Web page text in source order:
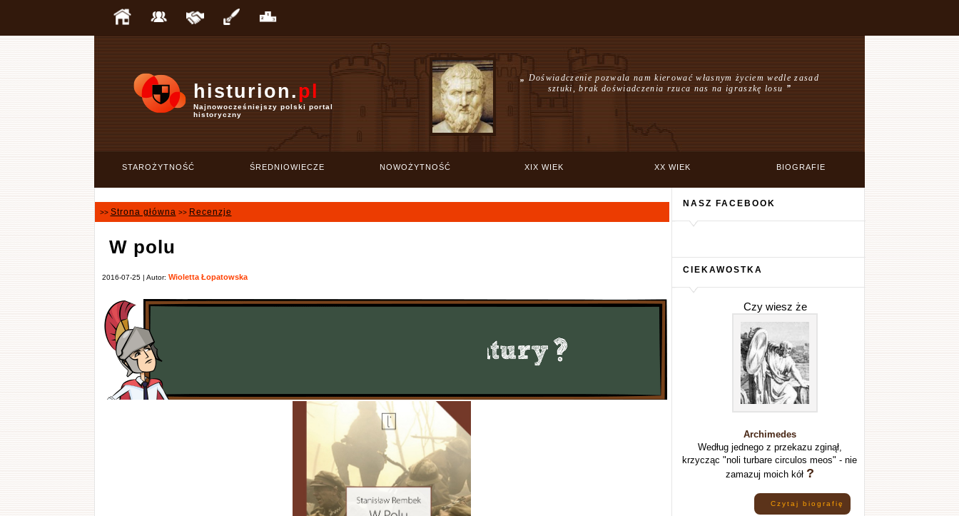
histurion.pl
Najnowocześniejszy polski portal
historyczny
„Doświadczenie pozwala nam kierować własnym życiem wedle zasad
sztuki, brak doświadczenia rzuca nas na igraszkę losu”
STAROŻYTNOŚĆ ŚREDNIOWIECZE NOWOŻYTNOŚĆ XIX WIEK XX WIEK BIOGRAFIE
>> Strona główna >> Recenzje
W polu
2016-07-25 | Autor: Wioletta Łopatowska
NASZ FACEBOOK
CIEKAWOSTKA
Czy wiesz że
Archimedes
Według jednego z przekazu zginął,
krzycząc "noli turbare circulos meos" - nie
zamazuj moich kół ?
Czytaj biografię